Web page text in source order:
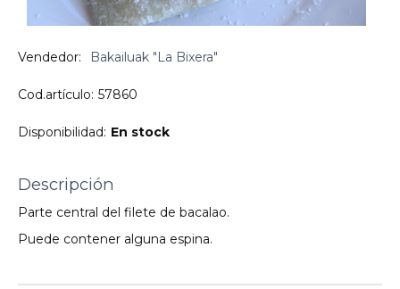
Vendedor: Bakailuak "La Bixera"
Cod.artículo: 57860
Disponibilidad: En stock
Descripción
Parte central del filete de bacalao.
Puede contener alguna espina.